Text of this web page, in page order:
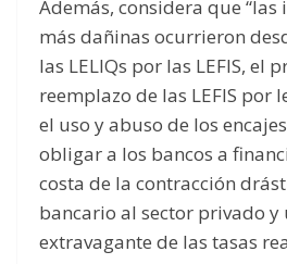
Además, considera que
más dañinas ocurrieron
las LELIQs por las LEFIS, el
reemplazo de las LEFIS por
el uso y abuso de los
obligar a los bancos a
costa de la contracción
bancario al sector privado y
extravagante de las tasas